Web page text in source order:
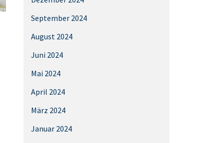
September 2024
August 2024
Juni 2024
Mai 2024
April 2024
März 2024
Januar 2024